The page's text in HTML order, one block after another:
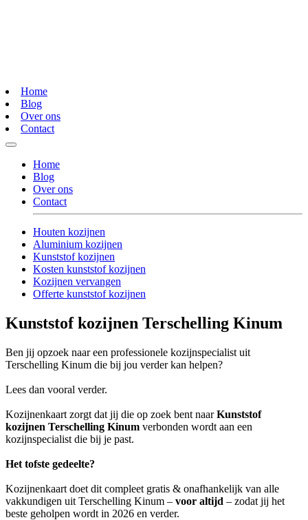
Home
Blog
Over ons
Contact
Home
Blog
Over ons
Contact
Houten kozijnen
Aluminium kozijnen
Kunststof kozijnen
Kosten kunststof kozijnen
Kozijnen vervangen
Offerte kunststof kozijnen
Kunststof kozijnen Terschelling Kinum
Ben jij opzoek naar een professionele kozijnspecialist uit
Terschelling Kinum die bij jou verder kan helpen?
Lees dan vooral verder.
Kozijnenkaart zorgt dat jij die op zoek bent naarKunststof
kozijnen Terschelling Kinum verbonden wordt aan een
kozijnspecialist die bij je past.
Het tofste gedeelte?
Kozijnenkaart doet dit compleet gratis & onafhankelijk van alle
vakkundigen uit Terschelling Kinum – voor altijd – zodat jij het
beste geholpen wordt in 2026 en verder.